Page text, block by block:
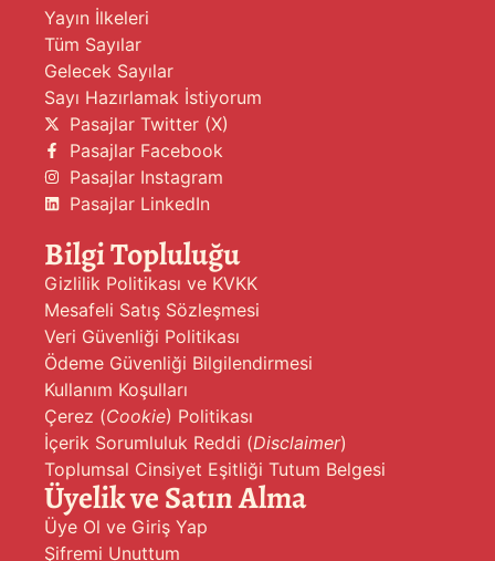
Yayın İlkeleri
Tüm Sayılar
Gelecek Sayılar
Sayı Hazırlamak İstiyorum
Pasajlar Twitter (X)
Pasajlar Facebook
Pasajlar Instagram
Pasajlar LinkedIn
Bilgi Topluluğu
Gizlilik Politikası ve KVKK
Mesafeli Satış Sözleşmesi
Veri Güvenliği Politikası
Ödeme Güvenliği Bilgilendirmesi
Kullanım Koşulları
Çerez (Cookie) Politikası
İçerik Sorumluluk Reddi (Disclaimer)
Toplumsal Cinsiyet Eşitliği Tutum Belgesi
Üyelik ve Satın Alma
Üye Ol ve Giriş Yap
Şifremi Unuttum